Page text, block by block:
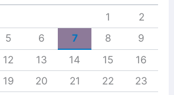
1
2
5 6 7 8
9
12 13 14 15
16
19 20 21 22
23